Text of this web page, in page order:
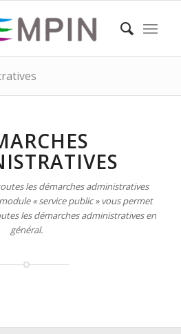
les démarches administratives
« service public » vous permet
les démarches administratives en
général.